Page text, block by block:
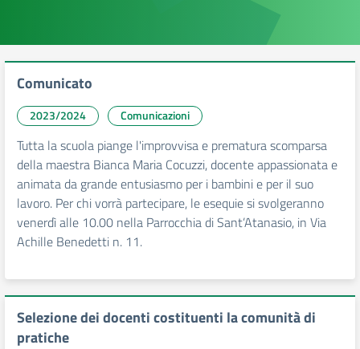
Comunicato
2023/2024 Comunicazioni
Tutta la scuola piange l'improvvisa e prematura scomparsa
della maestra Bianca Maria Cocuzzi, docente appassionata e
animata da grande entusiasmo per i bambini e per il suo
lavoro. Per chi vorrà partecipare, le esequie si svolgeranno
venerdì alle 10.00 nella Parrocchia di Sant’Atanasio, in Via
Achille Benedetti n. 11.
Selezione dei docenti costituenti la comunità di
pratiche